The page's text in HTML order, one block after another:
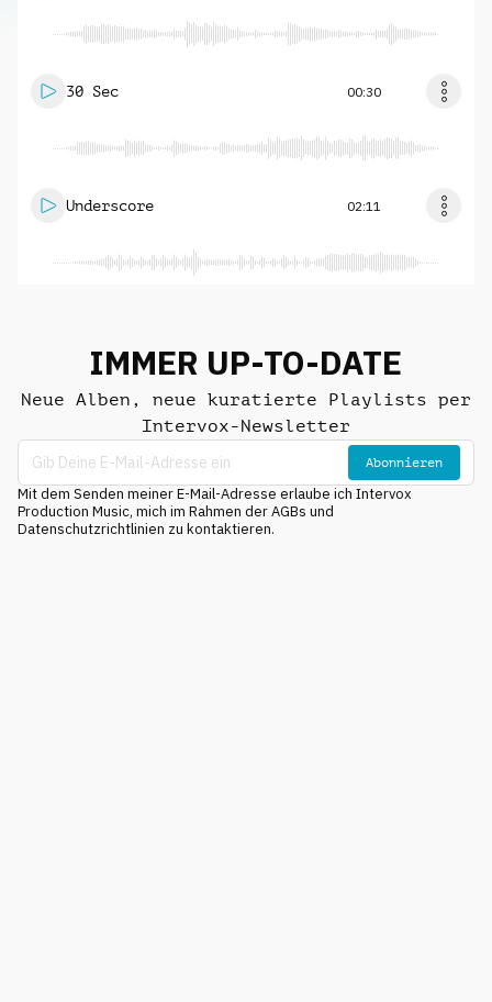
30 Sec 00:30
Underscore 02:11
IMMER UP-TO-DATE
Neue Alben, neue kuratierte Playlists per
Intervox-Newsletter
Abonnieren
Mit dem Senden meiner E-Mail-Adresse erlaube ich Intervox
Production Music, mich im Rahmen der AGBs und
Datenschutzrichtlinien zu kontaktieren.